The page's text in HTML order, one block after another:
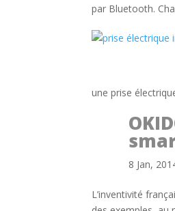
par Bluetooth.
une prise
8 Jan,
L’inventivité